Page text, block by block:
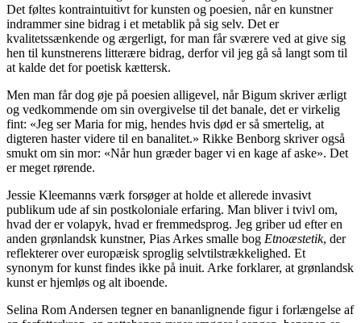
Det føltes kontraintuitivt for kunsten og poesien, når en kunstner
indrammer sine bidrag i et metablik på sig selv. Det er
kvalitetssænkende og ærgerligt, for man får sværere ved at give sig
hen til kunstnerens litterære bidrag, derfor vil jeg gå så langt som til
at kalde det for poetisk kættersk.
Men man får dog øje på poesien alligevel, når Bigum skriver ærligt
og vedkommende om sin overgivelse til det banale, det er virkelig
fint: «Jeg ser Maria for mig, hendes hvis død er så smertelig, at
digteren haster videre til en banalitet.» Rikke Benborg skriver også
smukt om sin mor: «Når hun græder bager vi en kage af aske». Det
er meget rørende.
Jessie Kleemanns værk forsøger at holde et allerede invasivt
publikum ude af sin postkoloniale erfaring. Man bliver i tvivl om,
hvad der er volapyk, hvad er fremmedsprog. Jeg griber ud efter en
anden grønlandsk kunstner, Pias Arkes smalle bog Etnoæstetik, der
reflekterer over europæisk sproglig selvtilstrækkelighed. Et
synonym for kunst findes ikke på inuit. Arke forklarer, at grønlandsk
kunst er hjemløs og alt iboende.
Selina Rom Andersen tegner en bananlignende figur i forlængelse af